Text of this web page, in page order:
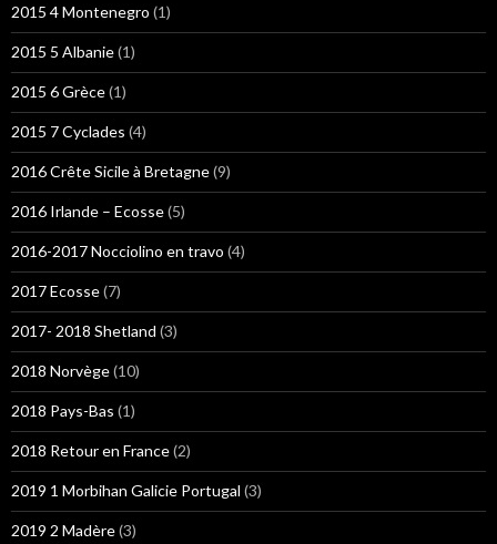
2015 4 Montenegro (1)
2015 5 Albanie(1)
2015 6 Grèce(1)
2015 7 Cyclades (4)
2016 Crête Sicile à Bretagne(9)
2016 Irlande – Ecosse(5)
2016-2017 Nocciolino en travo (4)
2017 Ecosse(7)
2017- 2018 Shetland (3)
2018 Norvège(10)
2018 Pays-Bas (1)
2018 Retour en France(2)
2019 1 Morbihan Galicie Portugal (3)
2019 2 Madère(3)